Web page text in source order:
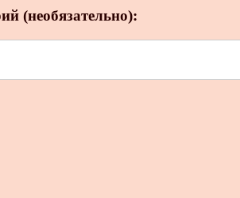
(необязательно):